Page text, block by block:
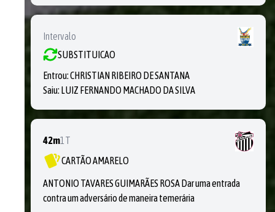
Intervalo
SUBSTITUICAO
Entrou:CHRISTIAN RIBEIRO DE SANTANA
Saiu: LUIZ FERNANDO MACHADO DA SILVA
42m1T
CARTÃO AMARELO
ANTONIO TAVARES GUIMARÃES ROSA Dar uma entrada
contra um adversário de maneira temerária